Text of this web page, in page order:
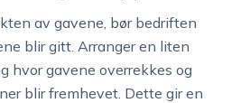
av gavene, bør bedriften
blir gitt. Arranger en liten
hvor gavene overrekkes og
blir fremhevet. Dette gir en